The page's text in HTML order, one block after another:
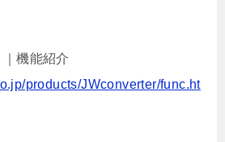
機能紹介
products/JWconverter/func.ht